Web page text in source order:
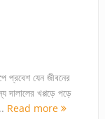
প্রবেশ যেন জীবনের
দালালের খপ্পড়ে পড়ে
Read more